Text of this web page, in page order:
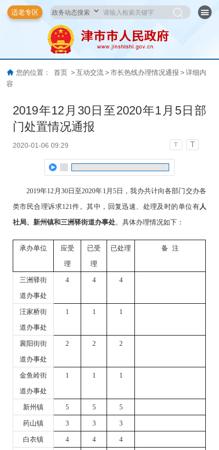
适老专区
您的位置： 首页 > 互动交流 > 市长热线办理情况通报 > 详细内
容
2019年12月30日至2020年1月5日部
门处置情况通报
2020-01-06 09:29 T T
2019年1 2 月 30日至2020年1 月 5日，我办共计向各部门交办各
类市民合理诉求121件。其中，回复迅速、处理及时的单位有人
社局、 新州镇和三洲驿街道办事处。具体办理情况如下：
承办单位 应受
理
已受
理
已处理 备 注
三洲驿街
道办事处
4 4 4
汪家桥街
道办事处
1 1 1
襄阳街街
道办事处
2 2 2
金鱼岭街
道办事处
1 1 1
新州镇 5 5 5
药山镇 3 3 3
白衣镇 4 4 4